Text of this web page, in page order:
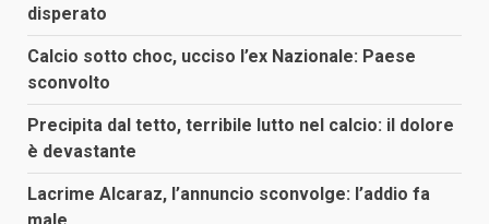
disperato
Calcio sotto choc, ucciso l’ex Nazionale: Paese
sconvolto
Precipita dal tetto, terribile lutto nel calcio: il dolore
è devastante
Lacrime Alcaraz, l’annuncio sconvolge: l’addio fa